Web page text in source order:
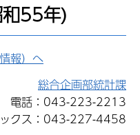
55年)
報）へ
総合企画部統計課
電話：043-223-2213
クス：043-227-4458